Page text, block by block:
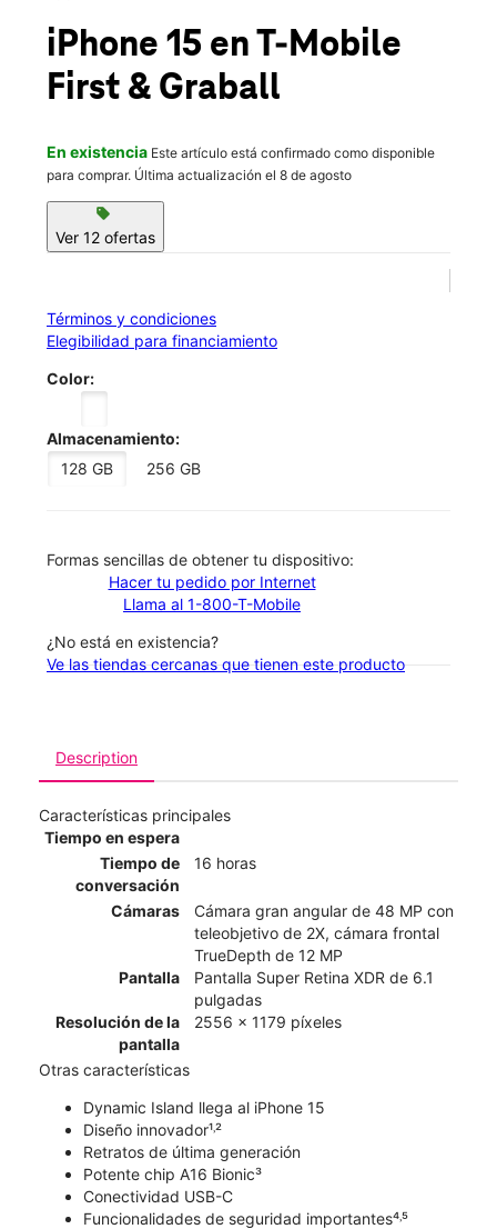
location_on
15301 S First St Ste 100 Milan, TN 38358
iPhone 15 en T-Mobile
First & Graball
En existencia Este artículo está confirmado como disponible
para comprar. Última actualización el 8 de agosto
sell
Ver 12 ofertas
Términos y condiciones
Elegibilidad para financiamiento
Color:
Almacenamiento:
128 GB
256 GB
​​​​​​​Formas sencillas de obtener tu dispositivo:
Hacer tu pedido por Internet
Llama al 1-800-T-Mobile
¿No está en existencia?
Ve las tiendas cercanas que tienen este producto
Description
Características principales
Tiempo en espera
Tiempo de
conversación
16 horas
Cámaras
Cámara gran angular de 48 MP con
teleobjetivo de 2X, cámara frontal
TrueDepth de 12 MP
Pantalla
Pantalla Super Retina XDR de 6.1
pulgadas
Resolución de la
pantalla
2556 x 1179 píxeles
Otras características
Dynamic Island llega al iPhone 15
Diseño innovador¹˒²
Retratos de última generación
Potente chip A16 Bionic³
Conectividad USB-C
Funcionalidades de seguridad importantes⁴˒⁵